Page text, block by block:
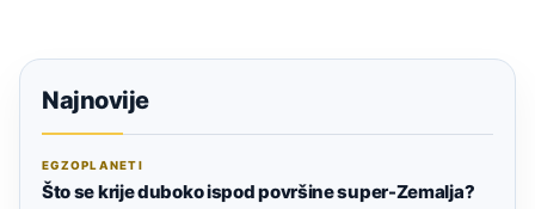
Najnovije
EGZOPLANETI
Što se krije duboko ispod površine super-Zemalja?